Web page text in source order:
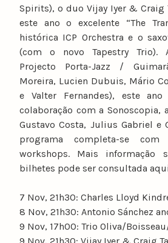
Spirits), o duo Vijay Iyer & Craig
este ano o excelente “The
histórica ICP Orchestra e o
(com o novo Tapestry Trio).
Projecto Porta-Jazz /
Moreira, Lucien Dubuis, Mário
e Valter Fernandes), este
colaboração com a Sonoscopia,
Gustavo Costa, Julius Gabriel e
programa completa-se
workshops. Mais informação
bilhetes pode ser consultada
7 Nov, 21h30: Charles Lloyd
8 Nov, 21h30: Antonio Sánchez
9 Nov, 17h00: Trio Oliva/
9 Nov, 21h30: Vijay Iyer & Craig